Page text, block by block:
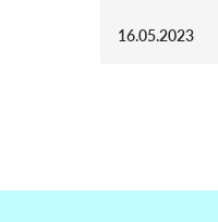
16.05.2023